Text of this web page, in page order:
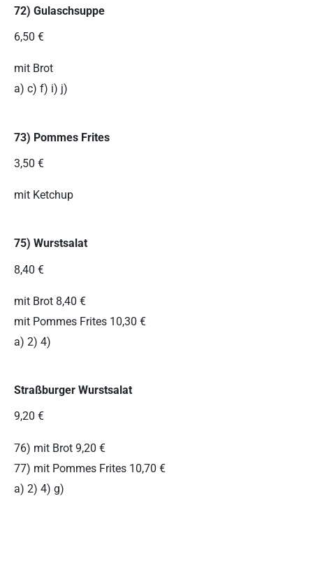
72) Gulaschsuppe
6,50 €
mit Brot
a) c) f) i) j)
73) Pommes Frites
3,50 €
mit Ketchup
75) Wurstsalat
8,40 €
mit Brot 8,40 €
mit Pommes Frites 10,30 €
a) 2) 4)
Straßburger Wurstsalat
9,20 €
76) mit Brot 9,20 €
77) mit Pommes Frites 10,70 €
a) 2) 4) g)